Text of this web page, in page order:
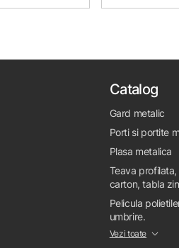
Catalog
Gard metalic
Porti si portite
Plasa metalica
Teava
carton, tabla
Pelicula
umbrire.
Vezi toate